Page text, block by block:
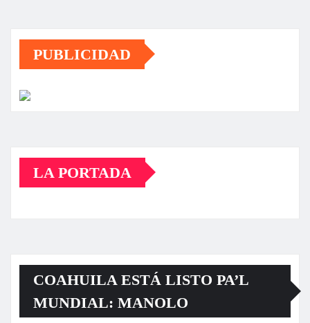
PUBLICIDAD
LA PORTADA
COAHUILA ESTÁ LISTO PA’L
MUNDIAL: MANOLO